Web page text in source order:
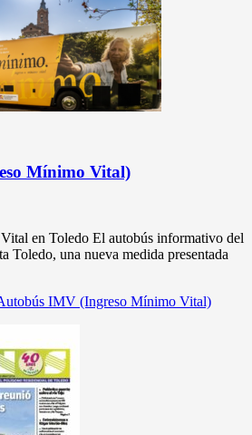
Mínimo Vital)
en Toledo El autobús informativo del
Toledo, una nueva medida presentada
IMV (Ingreso Mínimo Vital)